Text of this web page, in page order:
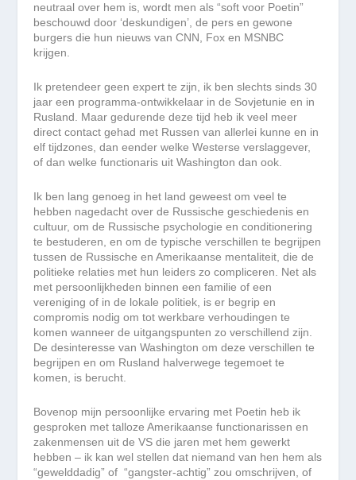
neutraal over hem is, wordt men als “soft voor Poetin”
beschouwd door ‘deskundigen’, de pers en gewone
burgers die hun nieuws van CNN, Fox en MSNBC
krijgen.
Ik pretendeer geen expert te zijn, ik ben slechts sinds 30
jaar een programma-ontwikkelaar in de Sovjetunie en in
Rusland. Maar gedurende deze tijd heb ik veel meer
direct contact gehad met Russen van allerlei kunne en in
elf tijdzones, dan eender welke Westerse verslaggever,
of dan welke functionaris uit Washington dan ook.
Ik ben lang genoeg in het land geweest om veel te
hebben nagedacht over de Russische geschiedenis en
cultuur, om de Russische psychologie en conditionering
te bestuderen, en om de typische verschillen te begrijpen
tussen de Russische en Amerikaanse mentaliteit, die de
politieke relaties met hun leiders zo compliceren. Net als
met persoonlijkheden binnen een familie of een
vereniging of in de lokale politiek, is er begrip en
compromis nodig om tot werkbare verhoudingen te
komen wanneer de uitgangspunten zo verschillend zijn.
De desinteresse van Washington om deze verschillen te
begrijpen en om Rusland halverwege tegemoet te
komen, is berucht.
Bovenop mijn persoonlijke ervaring met Poetin heb ik
gesproken met talloze Amerikaanse functionarissen en
zakenmensen uit de VS die jaren met hem gewerkt
hebben – ik kan wel stellen dat niemand van hen hem als
“gewelddadig” of “gangster-achtig” zou omschrijven, of